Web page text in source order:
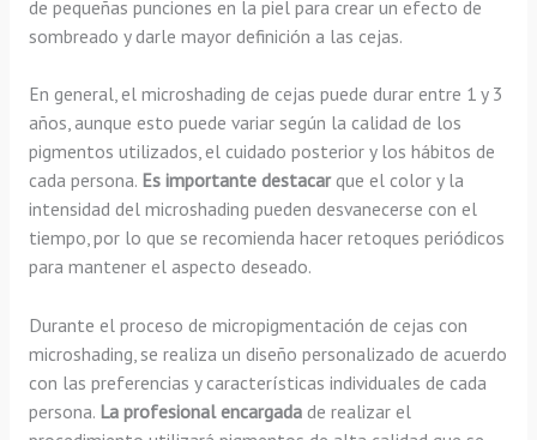
de pequeñas punciones en la piel para crear un efecto de
sombreado y darle mayor definición a las cejas.
En general, el microshading de cejas puede durar entre 1 y 3
años, aunque esto puede variar según la calidad de los
pigmentos utilizados, el cuidado posterior y los hábitos de
cada persona. Es importante destacarque el color y la
intensidad del microshading pueden desvanecerse con el
tiempo, por lo que se recomienda hacer retoques periódicos
para mantener el aspecto deseado.
Durante el proceso de micropigmentación de cejas con
microshading, se realiza un diseño personalizado de acuerdo
con las preferencias y características individuales de cada
persona. La profesional encargadade realizar el